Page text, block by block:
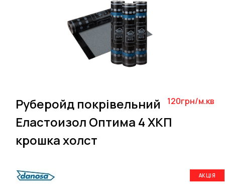
Руберойд покрівельний
Еластоизол Оптима 4 ХКП
крошка холст
120грн/м.кв
АКЦІЯ